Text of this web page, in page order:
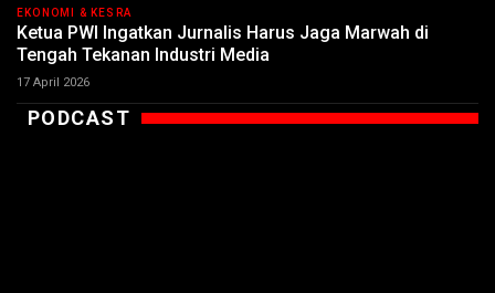
EKONOMI & KESRA
Ketua PWI Ingatkan Jurnalis Harus Jaga Marwah di
Tengah Tekanan Industri Media
17 April 2026
PODCAST